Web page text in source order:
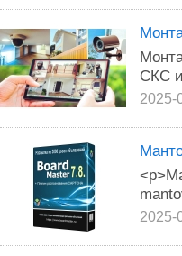
СКС
2025-
2025-